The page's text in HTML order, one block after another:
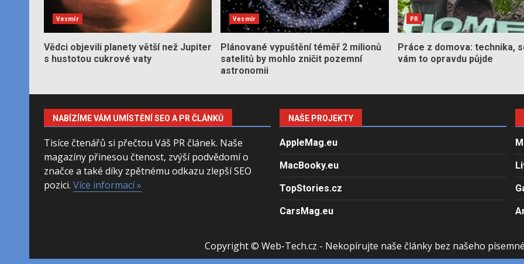
Vesmír
Vědci objevili planety větší než Jupiter
s hustotou cukrové vaty
Vesmír
Plánované vypuštění téměř 2 milionů
satelitů by mohlo zničit pozemní
astronomii
PR
Práce z domova: technika,
vám to opravdu půjde
NABÍZÍME VÁM UMÍSTĚNÍ SEO A PR ČLÁNKŮ
Tisíce čtenářů si přečtou Váš PR článek. Naše
magazíny přinesou čtenost, zvýší podvědomí o
značce a také díky zpětnému odkazu zlepší SEO
pozici. Více informací »
NAŠE PROJEKTY
AppleMag.eu
MacBooky.eu
TopStories.cz
CarsMag.eu
Copyright © Web-Tech.cz - Nekopírujte naše články bez našeho